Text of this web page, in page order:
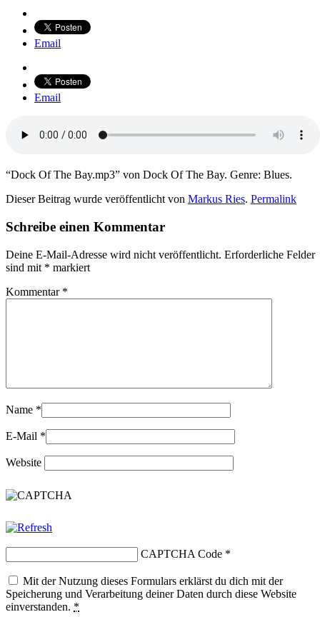
Email
Email
“Dock Of The Bay.mp3” von Dock Of The Bay. Genre: Blues.
Dieser Beitrag wurde veröffentlicht von Markus Ries. Permalink
Schreibe einen Kommentar
Deine E-Mail-Adresse wird nicht veröffentlicht. Erforderliche Felder
sind mit * markiert
Kommentar *
Name *
E-Mail *
Website
CAPTCHA Code *
Mit der Nutzung dieses Formulars erklärst du dich mit der
Speicherung und Verarbeitung deiner Daten durch diese Website
einverstanden. *